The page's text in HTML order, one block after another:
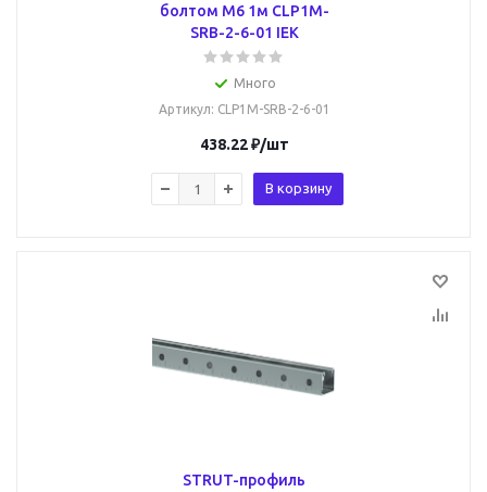
болтом М6 1м CLP1M-
SRB-2-6-01 IEK
Много
Артикул: CLP1M-SRB-2-6-01
438.22₽/шт
В корзину
STRUT-профиль